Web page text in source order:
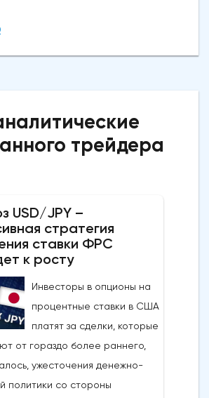
трейдера
USD/JPY –
стратегия
ставки ФРС
к росту
Инвесторы в опционы на
процентные ставки в США
платят за сделки, которые
от гораздо более раннего,
ужесточения денежно-
политики со стороны